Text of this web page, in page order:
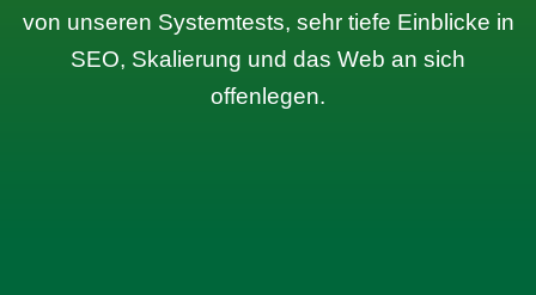
von unseren Systemtests, sehr tiefe Einblicke in
SEO, Skalierung und das Web an sich
offenlegen.